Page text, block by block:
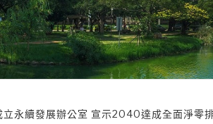
立永續發展辦公室 宣示2040達成全面淨零